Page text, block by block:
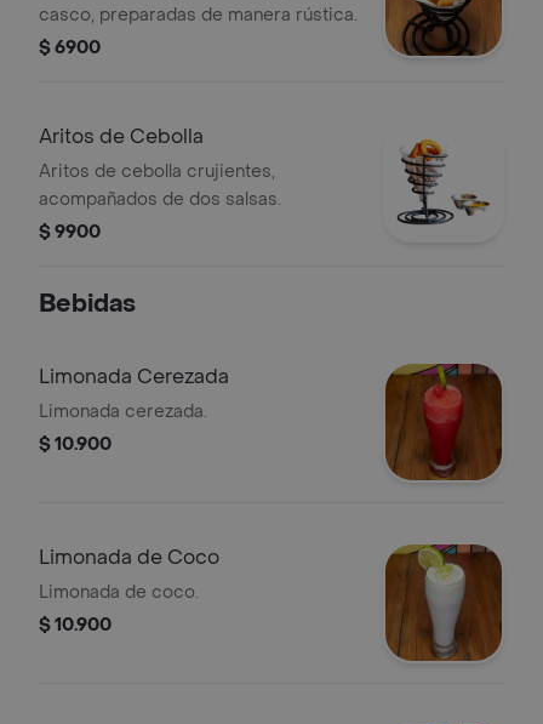
casco, preparadas de manera rústica.
$ 6900
Aritos de Cebolla
Aritos de cebolla crujientes,
acompañados de dos salsas.
$ 9900
Bebidas
Limonada Cerezada
Limonada cerezada.
$ 10.900
Limonada de Coco
Limonada de coco.
$ 10.900